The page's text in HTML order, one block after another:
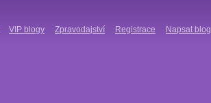
VIP blogy Zpravodajství Registrace Napsat blog